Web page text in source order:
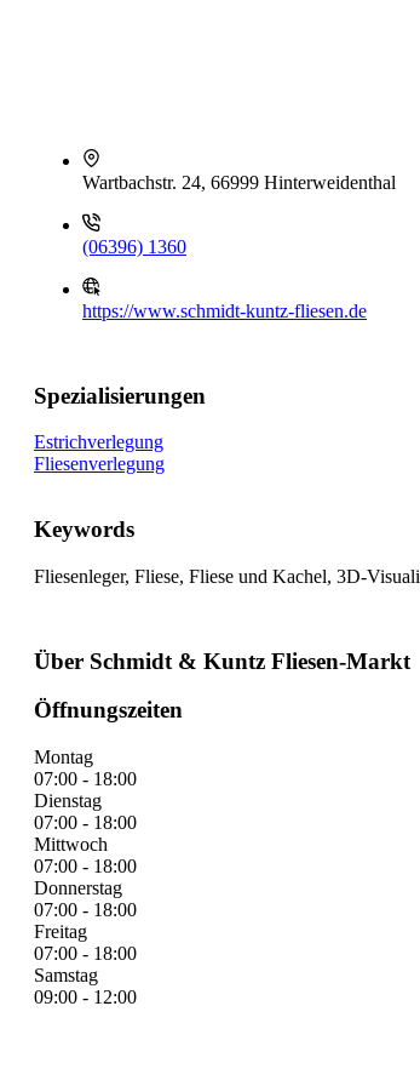
Wartbachstr. 24, 66999 Hinterweidenthal
(06396) 1360
https://www.schmidt-kuntz-fliesen.de
Spezialisierungen
Estrichverlegung
Fliesenverlegung
Keywords
Fliesenleger, Fliese, Fliese und Kachel, 3D-
Über Schmidt & Kuntz Fliesen-Markt
Öffnungszeiten
Montag
07:00 - 18:00
Dienstag
07:00 - 18:00
Mittwoch
07:00 - 18:00
Donnerstag
07:00 - 18:00
Freitag
07:00 - 18:00
Samstag
09:00 - 12:00